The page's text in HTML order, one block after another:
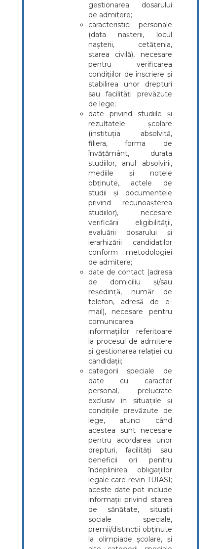
gestionarea dosarului
de admitere;
caracteristici personale
(data nașterii, locul
nașterii, cetățenia,
starea civilă), necesare
pentru verificarea
condițiilor de înscriere și
stabilirea unor drepturi
sau facilități prevăzute
de lege;
date privind studiile și
rezultatele școlare
(instituția absolvită,
filiera, forma de
învățământ, durata
studiilor, anul absolvirii,
mediile și notele
obținute, actele de
studii și documentele
privind recunoașterea
studiilor), necesare
verificării eligibilității,
evaluării dosarului și
ierarhizării candidaților
conform metodologiei
de admitere;
date de contact (adresa
de domiciliu și/sau
reședință, număr de
telefon, adresă de e-
mail), necesare pentru
comunicarea
informațiilor referitoare
la procesul de admitere
și gestionarea relației cu
candidații;
categorii speciale de
date cu caracter
personal, prelucrate
exclusiv în situațiile și
condițiile prevăzute de
lege, atunci când
acestea sunt necesare
pentru acordarea unor
drepturi, facilități sau
beneficii ori pentru
îndeplinirea obligațiilor
legale care revin TUIASI;
aceste date pot include
informații privind starea
de sănătate, situații
sociale speciale,
premii/distincții obținute
la olimpiade școlare, și